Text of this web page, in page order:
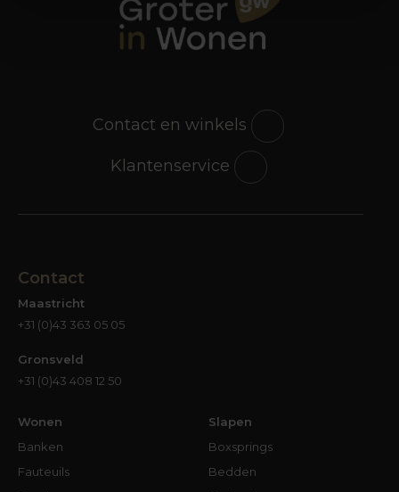
Contact en winkels
Klantenservice
Contact
Maastricht
+31 (0)43 363 05 05
Gronsveld
+31 (0)43 408 12 50
Wonen
Banken
Fauteuils
Slapen
Boxsprings
Bedden